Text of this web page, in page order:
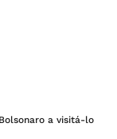
a visitá-lo